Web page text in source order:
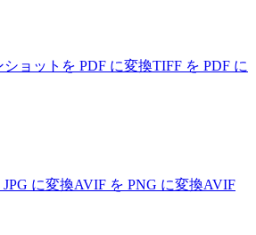
ショットを PDF に変換TIFF を PDF に
JPG に変換AVIF を PNG に変換AVIF